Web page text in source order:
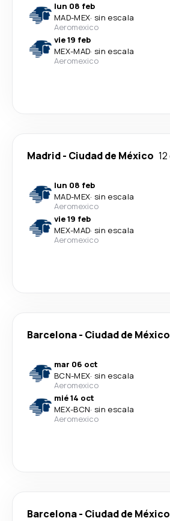
lun 08 feb
MAD-MEX· sin escala
Aeromexico
vie 19 feb
MEX-MAD· sin escala
Aeromexico
Madrid- Ciudad de México
lun 08 feb
MAD-MEX· sin escala
Aeromexico
vie 19 feb
MEX-MAD· sin escala
Aeromexico
Barcelona- Ciudad de México
mar 06 oct
BCN-MEX· sin escala
Aeromexico
mié 14 oct
MEX-BCN· sin escala
Aeromexico
Barcelona- Ciudad de México